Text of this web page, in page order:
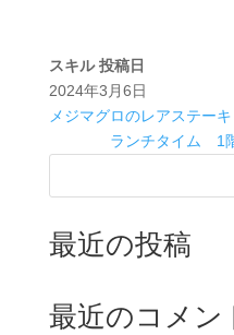
スキル 投稿日
2024年3月6日
メジマグロのレアステーキ
ランチタイム 1
最近の投稿
最近のコメン